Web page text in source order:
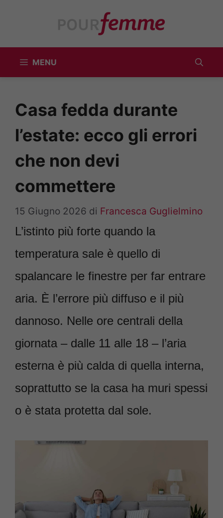
MENU
Casa fedda durante
l’estate: ecco gli errori
che non devi
commettere
15 Giugno 2026 di Francesca Guglielmino
L’istinto più forte quando la
temperatura sale è quello di
spalancare le finestre per far entrare
aria. È l’errore più diffuso e il più
dannoso. Nelle ore centrali della
giornata – dalle 11 alle 18 – l’aria
esterna è più calda di quella interna,
soprattutto se la casa ha muri spessi
o è stata protetta dal sole.